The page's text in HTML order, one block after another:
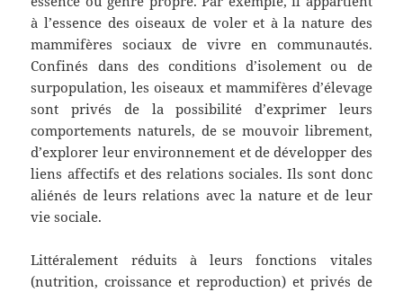
à l’essence des oiseaux de voler et à la nature des
mammifères sociaux de vivre en communautés.
Confinés dans des conditions d’isolement ou de
surpopulation, les oiseaux et mammifères d’élevage
sont privés de la possibilité d’exprimer leurs
comportements naturels, de se mouvoir librement,
d’explorer leur environnement et de développer des
liens affectifs et des relations sociales. Ils sont donc
aliénés de leurs relations avec la nature et de leur
vie sociale.
Littéralement réduits à leurs fonctions vitales
(nutrition, croissance et reproduction) et privés de